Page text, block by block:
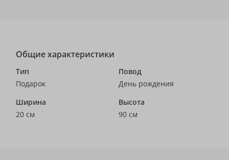
Общие характеристики
Тип
Подарок
Повод
День рождения
Ширина
20 см
Высота
90 см